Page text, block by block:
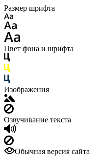
Размер шрифта
Цвет фона и шрифта
Изображения
Озвучивание текста
Обычная версия сайта